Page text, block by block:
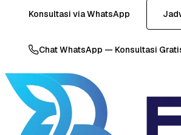
Konsultasi via WhatsApp
Chat WhatsApp — Konsultasi